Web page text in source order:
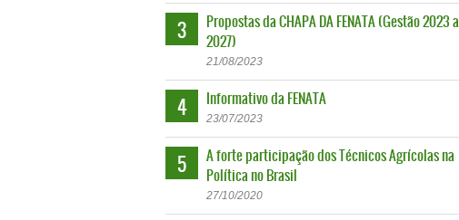
3
Propostas da CHAPA DA FENATA (Gestão 2023 a
2027)
21/08/2023
4 Informativo da FENATA
23/07/2023
5
A forte participação dos Técnicos Agrícolas na
Política no Brasil
27/10/2020